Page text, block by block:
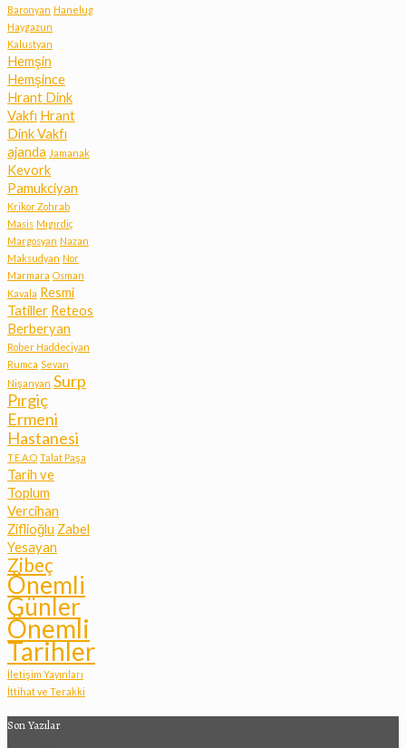
Baronyan Hanelug
Haygazun
Kalustyan
Hemşin
Hemşince
Hrant Dink
Vakfı Hrant
Dink Vakfı
ajanda Jamanak
Kevork
Pamukciyan
Krikor Zohrab
Masis Mıgırdiç
Margosyan Nazan
Maksudyan Nor
Marmara Osman
Kavala Resmi
Tatiller Reteos
Berberyan
Rober Haddeciyan
Rumca Sevan
Nişanyan Surp
Pırgiç
Ermeni
Hastanesi
T.E.A.O Talat Paşa
Tarih ve
Toplum
Vercihan
Ziflioğlu Zabel
Yesayan
Zibeç
Önemli
Günler
Önemli
Tarihler
İletişim Yayınları
İttihat ve Terakki
Son Yazılar